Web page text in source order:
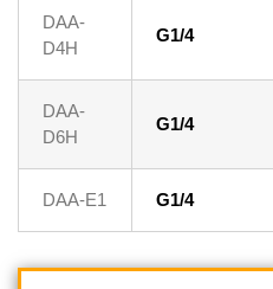
DAA-
D4H
G1/4
DAA-
D6H
G1/4
DAA-E1 G1/4